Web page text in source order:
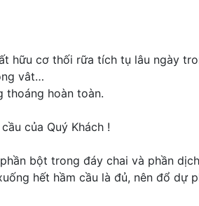
hữu cơ thối rữa tích tụ lâu ngày
vât…
thoáng hoàn toàn.
của Quý Khách !
bột trong đáy chai và phần
hết hầm cầu là đủ, nên đổ dự